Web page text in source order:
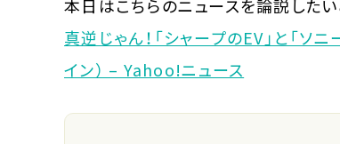
本日はこちらのニュースを論説したい
真逆じゃん！「シャープのEV」と「ソ
イン） – Yahoo!ニュース